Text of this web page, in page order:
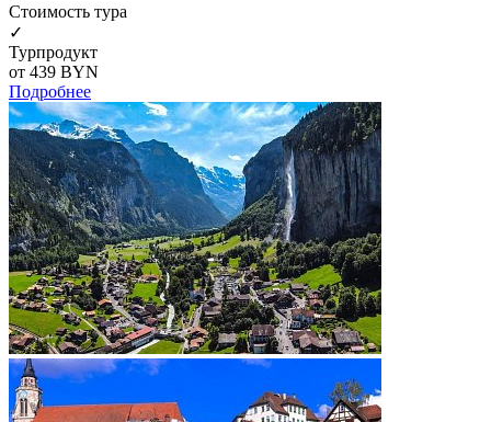
Cтоимость тура
✓
Турпродукт
от 439 BYN
Подробнее